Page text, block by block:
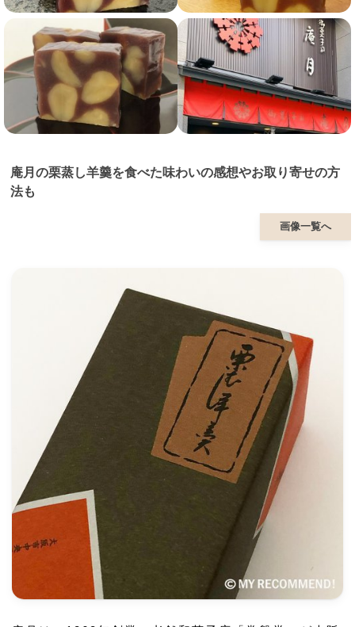
庵月の栗蒸し羊羹を食べた味わいの感想やお取り寄せの方
法も
画像一覧へ